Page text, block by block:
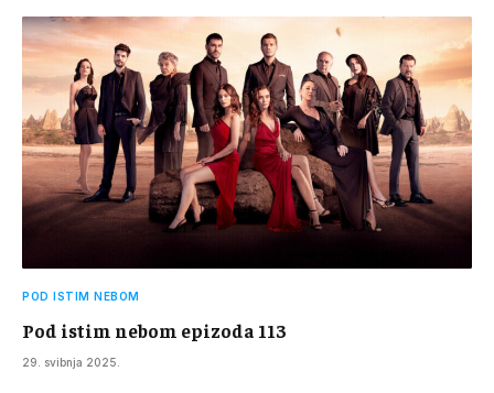
POD ISTIM NEBOM
Pod istim nebom epizoda 113
29. svibnja 2025.